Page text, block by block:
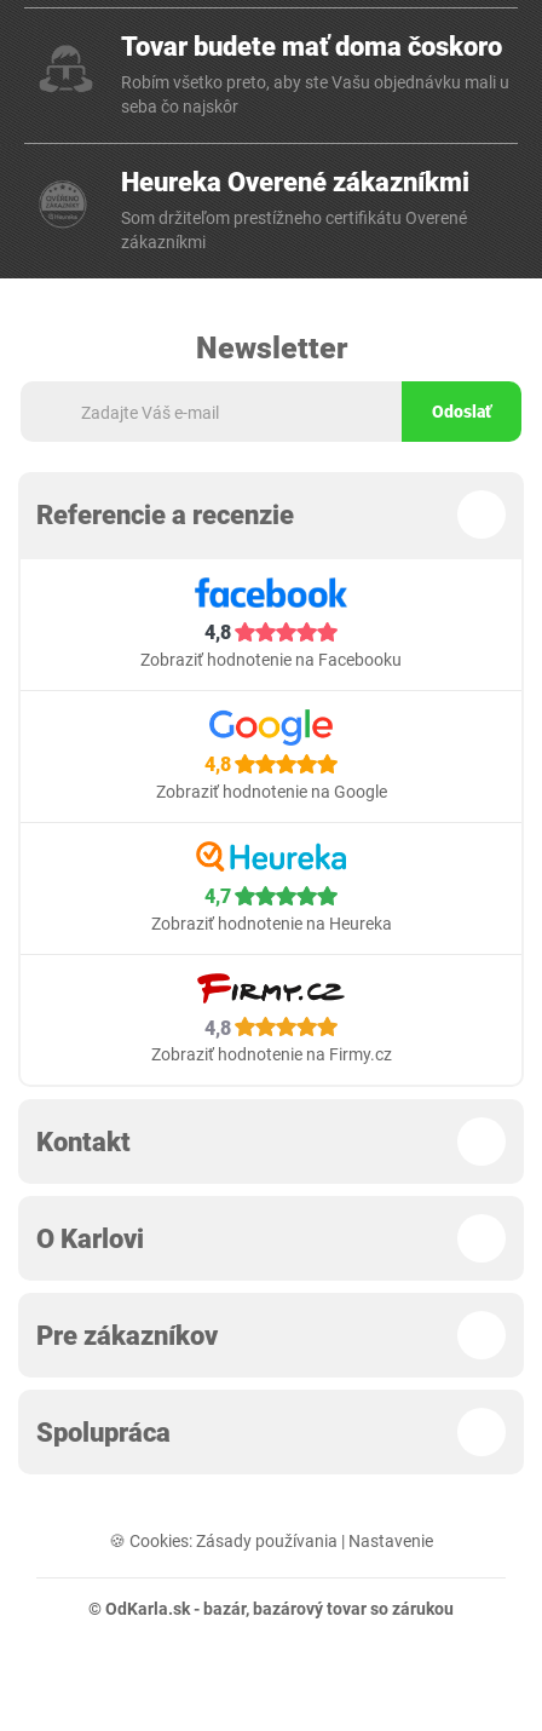
Tovar budete mať doma čoskoro
Robím všetko preto, aby ste Vašu objednávku mali u
seba čo najskôr
Heureka Overené zákazníkmi
Som držiteľom prestížneho certifikátu Overené
zákazníkmi
Newsletter
Odoslať
Referencie a recenzie
4,8
Zobraziť hodnotenie na Facebooku
4,8
Zobraziť hodnotenie na Google
4,7
Zobraziť hodnotenie na Heureka
4,8
Zobraziť hodnotenie na Firmy.cz
Kontakt
O Karlovi
Pre zákazníkov
Spolupráca
🍪 Cookies:Zásady používania | Nastavenie
© OdKarla.sk - bazár, bazárový tovar so zárukou